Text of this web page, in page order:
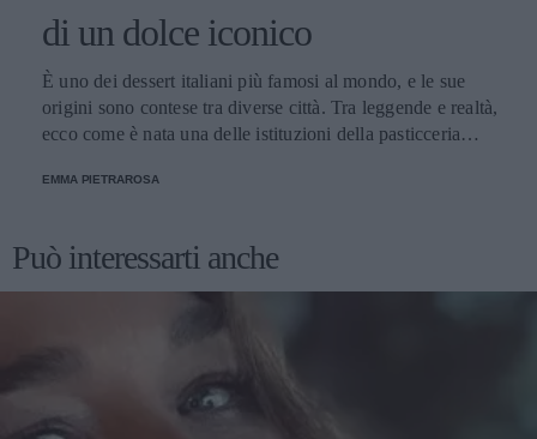
di un dolce iconico
È uno dei dessert italiani più famosi al mondo, e le sue
origini sono contese tra diverse città. Tra leggende e realtà,
ecco come è nata una delle istituzioni della pasticceria
EMMA PIETRAROSA
Può interessarti anche